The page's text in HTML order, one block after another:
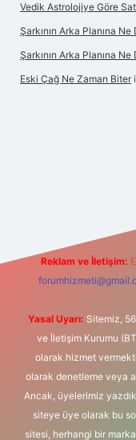
Vedik Astrolojiye Göre
Şarkının Arka Planına Ne
Şarkının Arka Planına Ne
Eski Çağ Ne Zaman Biter
Reklam ve İletişim:
Yasal Uyarı: Sitemiz,
ve İletişim Kurumu
olarak hizmet
olarak denetleme veya
Ancak, üyelerimiz
siteye üye olarak bu
sitesi, herhangi bir